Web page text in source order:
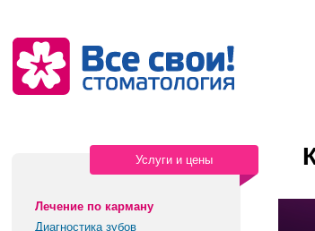
Услуги и цены
Лечение по карману
Диагностика зубов